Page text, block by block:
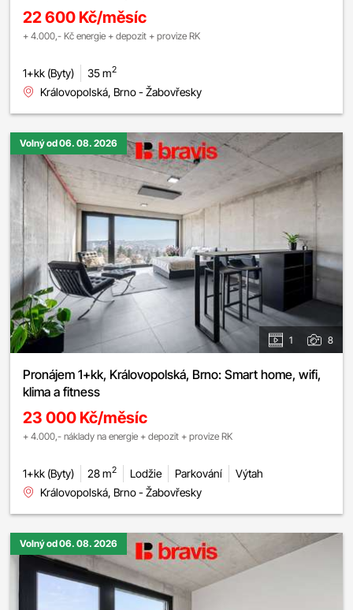
22 600 Kč/měsíc
+ 4.000,- Kč energie + depozit + provize RK
1+kk (Byty) 35 m2
Královopolská, Brno - Žabovřesky
Volný od 06. 08. 2026
1 8
Pronájem 1+kk, Královopolská, Brno: Smart home, wifi,
klima a fitness
23 000 Kč/měsíc
+ 4.000,- náklady na energie + depozit + provize RK
1+kk (Byty) 28 m2 Lodžie Parkování
Výtah
Královopolská, Brno - Žabovřesky
Volný od 06. 08. 2026